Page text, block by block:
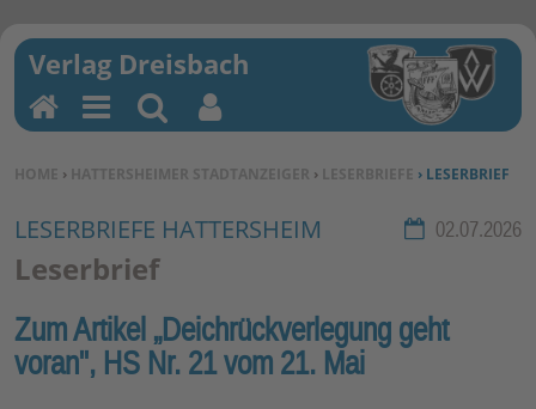
SIE BEFINDEN SICH HIER:
HOME › HATTERSHEIMER STADTANZEIGER › LESERBRIEFE › LESERBRIEF
Rubrik:
LESERBRIEFE HATTERSHEIM 02.07.2026
Leserbrief
Zum Artikel „Deichrückverlegung geht
voran", HS Nr. 21 vom 21. Mai
H
o
e
M
en
Su
ch
Be
nu
erf
on
en